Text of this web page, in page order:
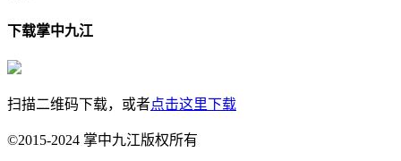
下载掌中九江
扫描二维码下载，或者点击这里下载
©2015-2024 掌中九江版权所有